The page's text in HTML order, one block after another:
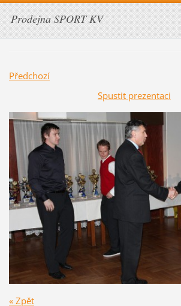
Prodejna SPORT KV
Předchozí
Spustit prezentaci
« Zpět